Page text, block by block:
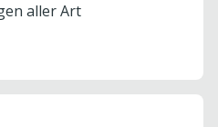
aller Art